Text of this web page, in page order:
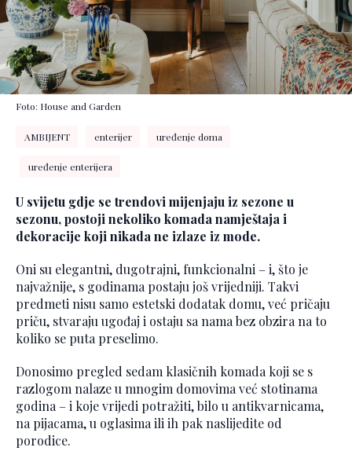
Foto: House and Garden
AMBIJENT enterijer uređenje doma
uređenje enterijera
U svijetu gdje se trendovi mijenjaju iz sezone u
sezonu, postoji nekoliko komada namještaja i
dekoracije koji nikada ne izlaze iz mode.
Oni su elegantni, dugotrajni, funkcionalni – i, što je
najvažnije, s godinama postaju još vrijedniji. Takvi
predmeti nisu samo estetski dodatak domu, već pričaju
priču, stvaraju ugođaj i ostaju sa nama bez obzira na to
koliko se puta preselimo.
Donosimo pregled sedam klasičnih komada koji se s
razlogom nalaze u mnogim domovima već stotinama
godina – i koje vrijedi potražiti, bilo u antikvarnicama,
na pijacama, u oglasima ili ih pak naslijedite od
porodice.